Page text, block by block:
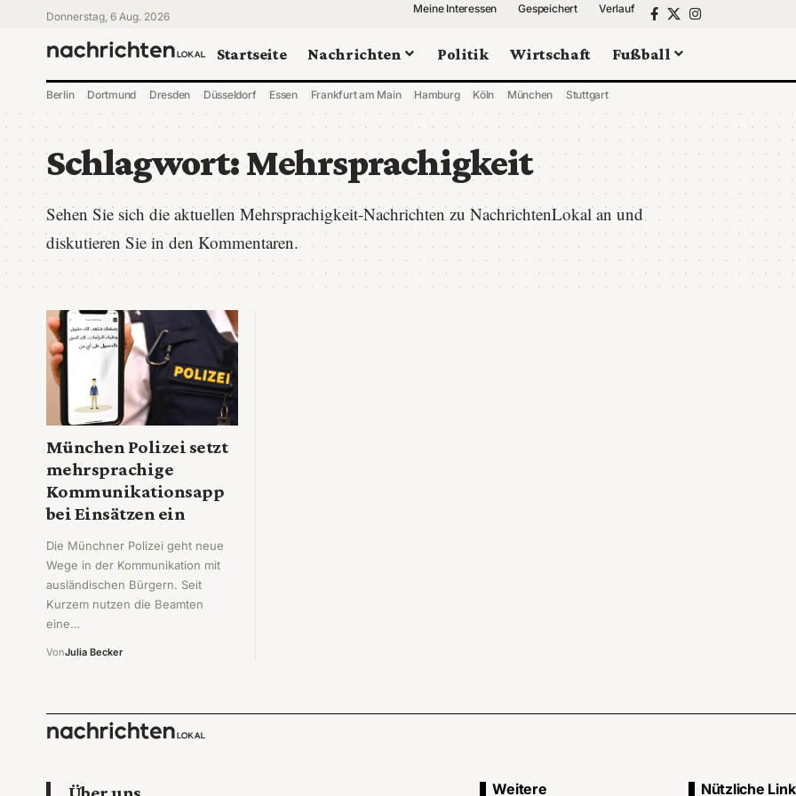
Donnerstag, 6 Aug. 2026
Meine Interessen Gespeichert Verlauf
Startseite Nachrichten Politik Wirtschaft Fußball
Berlin Dortmund Dresden Düsseldorf Essen Frankfurt am Main Hamburg Köln München Stuttgart
Schlagwort:Mehrsprachigkeit
Sehen Sie sich die aktuellen Mehrsprachigkeit-Nachrichten zu NachrichtenLokal an und
diskutieren Sie in den Kommentaren.
München Polizei setzt
mehrsprachige
Kommunikationsapp
bei Einsätzen ein
Die Münchner Polizei geht neue
Wege in der Kommunikation mit
ausländischen Bürgern. Seit
Kurzem nutzen die Beamten
eine…
VonJulia Becker
Weitere
Nützliche